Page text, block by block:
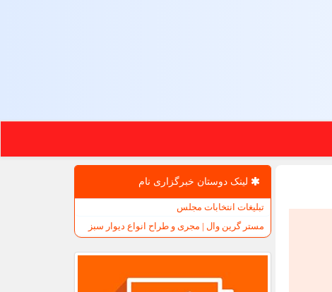
لینک دوستان خبرگزاری نام
تبلیغات انتخابات مجلس
مستر گرین وال | مجری و طراح انواع دیوار سبز